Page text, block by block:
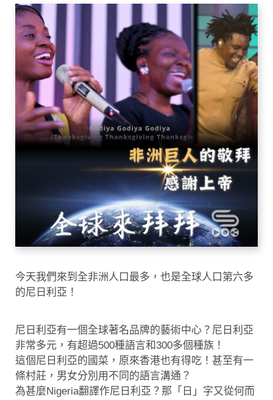
今天我們來到全非洲人口最多，也是全球人口第六多
的尼日利亞！
尼日利亞有一個全球著名品牌的藝術中心？尼日利亞
非常多元，有超過500種語言和300多個種族！
這個尼日利亞的國菜，原來香港也有得吃！甚至有一
條村莊，男女分別用不同的語言溝通？
為甚麼Nigeria翻譯作尼日利亞？那「日」字又從何而